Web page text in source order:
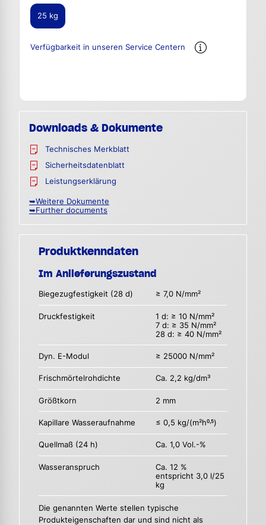
25 kg
Verfügbarkeit in unseren Service Centern
Downloads & Dokumente
Technisches Merkblatt
Sicherheitsdatenblatt
Leistungserklärung
➥Weitere Dokumente
➥Further documents
Produktkenndaten
Im Anlieferungszustand
Biegezugfestigkeit (28 d) ≥ 7,0 N/mm²
Druckfestigkeit
1 d: ≥ 10 N/mm²
7 d: ≥ 35 N/mm²
28 d: ≥ 40 N/mm²
Dyn. E-Modul ≥ 25000 N/mm²
Frischmörtelrohdichte Ca. 2,2 kg/dm³
Größtkorn 2 mm
Kapillare Wasseraufnahme ≤ 0,5 kg/(m²h0,5)
Quellmaß (24 h) Ca. 1,0 Vol.-%
Wasseranspruch
Ca. 12 %
entspricht 3,0 l/25
kg
Die genannten Werte stellen typische
Produkteigenschaften dar und sind nicht als